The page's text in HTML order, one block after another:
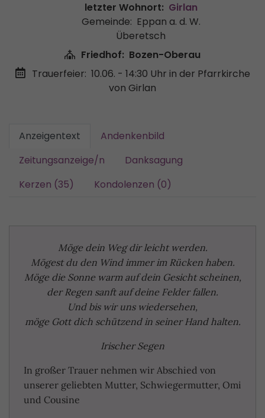
letzter Wohnort: Girlan
Gemeinde: Eppan a. d. W.
Überetsch
Friedhof: Bozen-Oberau
Trauerfeier: 10.06. - 14:30 Uhr in der Pfarrkirche
von Girlan
Anzeigentext
Andenkenbild
Zeitungsanzeige/n
Danksagung
Kerzen (35)
Kondolenzen (0)
Möge dein Weg dir leicht werden.
Mögest du den Wind immer im Rücken haben.
Möge die Sonne warm auf dein Gesicht scheinen,
der Regen sanft auf deine Felder fallen.
Und bis wir uns wiedersehen,
möge Gott dich schützend in seiner Hand halten.
Irischer Segen
In großer Trauer nehmen wir Abschied von
unserer geliebten Mutter, Schwiegermutter, Omi
und Cousine